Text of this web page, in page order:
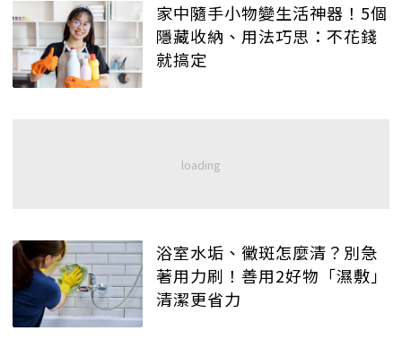
家中隨手小物變生活神器！5個
隱藏收納、用法巧思：不花錢
就搞定
浴室水垢、黴斑怎麼清？別急
著用力刷！善用2好物「濕敷」
清潔更省力